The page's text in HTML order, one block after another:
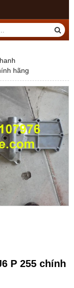
hãng
P 255 chính